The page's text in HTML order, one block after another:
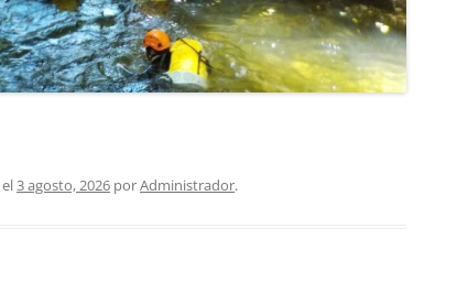
el3 agosto, 2026 porAdministrador.